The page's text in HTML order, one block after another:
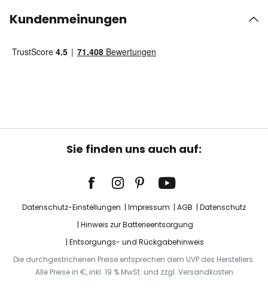
Kundenmeinungen
Sie finden uns auch auf:
Datenschutz-Einstellungen Impressum AGB
Datenschutz
Hinweis zur Batterieentsorgung
Entsorgungs- und Rückgabehinweis
Die durchgestrichenen Preise entsprechen dem UVP des Herstellers.
Alle Preise in €, inkl. 19 % MwSt. und zzgl. Versandkosten